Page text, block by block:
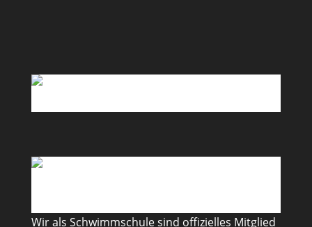
Wir als Schwimmschule sind offizielles Mitglied